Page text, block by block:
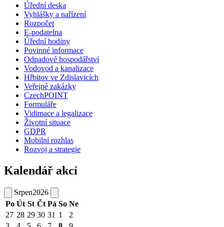
Úřední deska
Vyhlášky a nařízení
Rozpočet
E-podatelna
Úřední hodiny
Povinné informace
Odpadové hospodářství
Vodovod a kanalizace
Hřbitov ve Zdislavicích
Veřejné zakázky
CzechPOINT
Formuláře
Vidimace a legalizace
Životní situace
GDPR
Mobilní rozhlas
Rozvoj a strategie
Kalendář akcí
Srpen2026
Po Út St Čt Pá So Ne
27 28 29 30 31 1
2